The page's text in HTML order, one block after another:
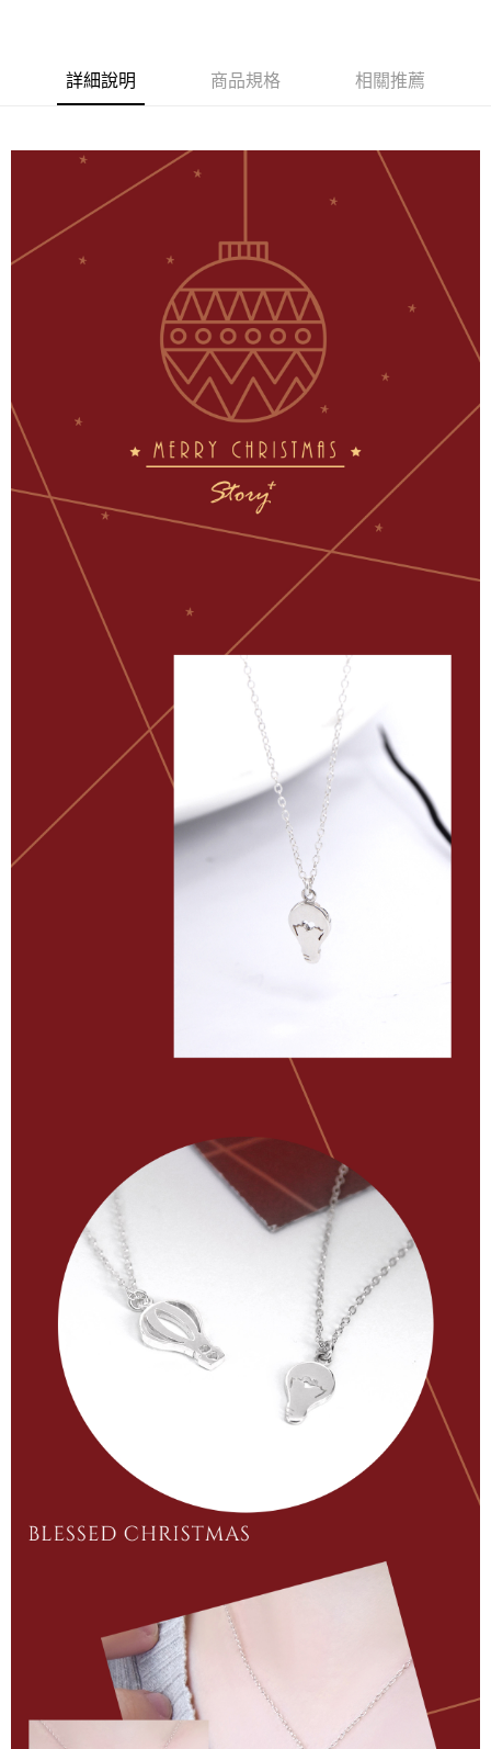
台灣樂天信用卡公司
台新國際商業銀行
中國信託商業銀行
台灣樂天信用卡公司
Google Pay
相關說明
【關於「AFTEE先享後付」】
AFTEE先享後付是「在收到商品之後才付款」的支付方式。 讓您購物簡單
便利好安心！
１．簡單：不需註冊會員、不需綁卡、不需儲值。
２．便利：只要手機號碼，簡訊認證，即可結帳。
３．安心：先確認商品／服務後，再付款。
【「AFTEE先享後付」結帳流程】
１．於結帳方式選擇「AFTEE先享後付」後，將跳轉至「AFTEE先享後付」
結帳頁面，進行簡訊認證並確認金額後，即可完成結帳。
２．訂單成立數日內，您將收到繳費通知簡訊。
３．收到繳費通知簡訊後14天內，點擊此簡訊中的連結，可透過四大超商／
ATM／網路銀行／等多元方式進行付款，方視為交易完成。
※ 請注意：結帳手續完成當下不需立刻繳費，但若您需要取消訂單，請聯絡
購買商品的店家。未經商家同意取消之訂單仍視為有效，需透過AFTEE先享
後付繳納相關費用。
※ 交易是否成功請以「AFTEE先享後付 」之結帳頁面顯示為準，若有關於
是否繳費成功／繳費後需取消欲退款等相關疑問，請聯繫「AFTEE先享後付
客戶支援中心」
https://netprotections.freshdesk.com/support/home
【注意事項】
１．透過由恩沛科技股份有限公司提供之「AFTEE先享後付」服務完成之交
易，需依本服務之必要範圍內提供個人資料，並將交易相關給付款項請求債
權轉讓予恩沛科技股份有限公司。
２．關於個人資料處理事宜，請瀏覽以下網址：
https://aftee.tw/terms/#terms3
３．未成年的使用者請事先徵得法定代理人或監護人之同意方可使用
「AFTEE先享後付」，若未經同意申辦者引起之損失，本公司不負相關責
４．使用「AFTEE先享後付」時，將依據個別帳號之用戶狀況，依本公司即
時審查核予不同之上限額度；若仍有額度不足之情形，本公司將視審查結果
請求用戶進行身份認證。
５．嚴禁一人註冊多個帳號或使用他人資訊註冊。若發現惡意使用之情形，
恩沛科技股份有限公司將有權停止該用戶之使用額度並採取法律行動。
貨到付款
每筆NT$60，滿NT$1,500(含以上)免運費
每筆NT$60，滿NT$1,500(含以上)免運費
7-11取貨付款
每筆NT$60，滿NT$1,500(含以上)免運費
付款後7-11取貨
每筆NT$60，滿NT$1,500(含以上)免運費
每筆NT$60，滿NT$1,500(含以上)免運費
付款後門市自取
國家/地區配送 查看運費
詳細說明 商品規格 相關推薦